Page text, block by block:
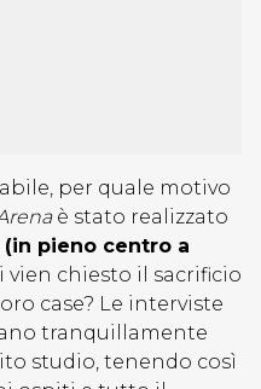
per quale motivo
è stato realizzato
pieno centro a
chiesto il sacrificio
case? Le interviste
tranquillamente
studio, tenendo così